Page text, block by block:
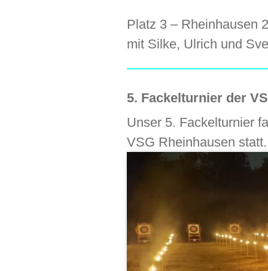
Platz 3 – Rheinhausen
mit Silke, Ulrich und
5. Fackelturnier der
Unser 5. Fackelturnier
VSG Rheinhausen statt.